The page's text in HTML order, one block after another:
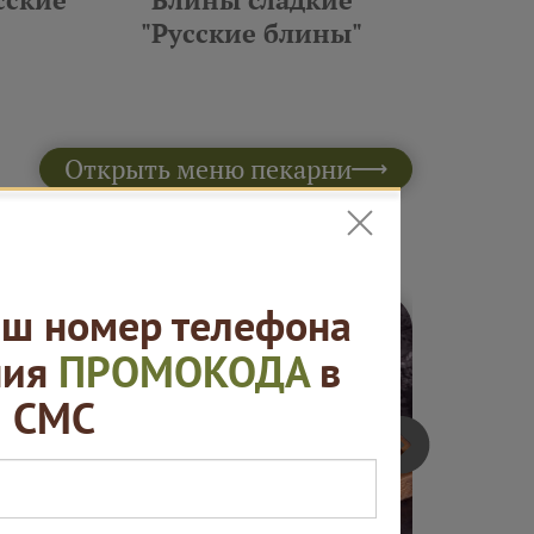
"Русские блины"
Открыть меню пекарни
номер телефона
ПРОМОКОДАв
СМС